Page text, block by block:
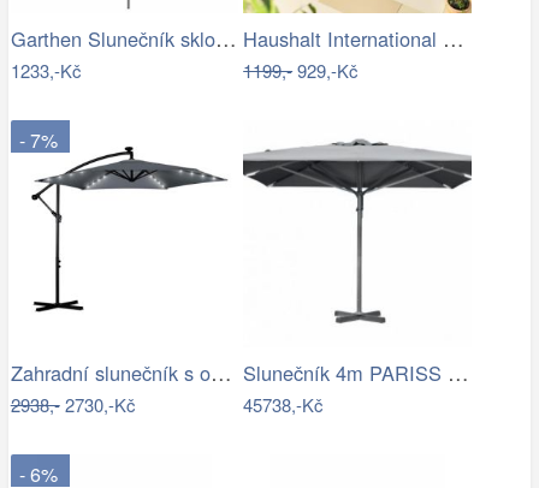
Garthen Slunečník sklopný s kličkou,…
1233,-Kč
Haushalt International Slunečník…
1199,-929,-Kč
- 7%
Zahradní slunečník s osvětlením PL-882,…
2938,-2730,-Kč
Slunečník 4m PARISS - GD
45738,-Kč
- 6%